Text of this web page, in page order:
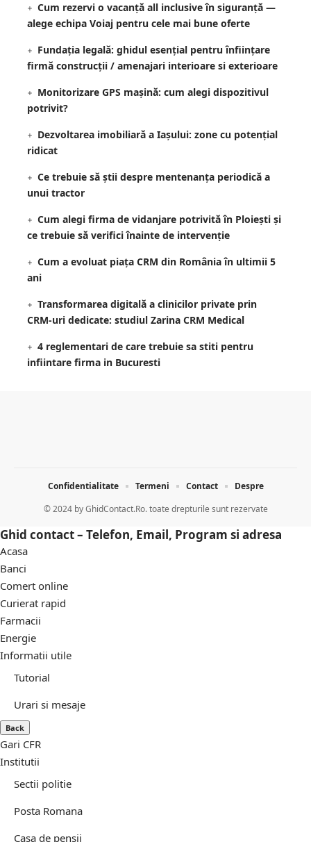
Cum rezervi o vacanță all inclusive în siguranță —
alege echipa Voiaj pentru cele mai bune oferte
Fundația legală: ghidul esențial pentru înființare
firmă construcții / amenajari interioare si exterioare
Monitorizare GPS mașină: cum alegi dispozitivul
potrivit?
Dezvoltarea imobiliară a Iașului: zone cu potențial
ridicat
Ce trebuie să știi despre mentenanța periodică a
unui tractor
Cum alegi firma de vidanjare potrivită în Ploiești și
ce trebuie să verifici înainte de intervenție
Cum a evoluat piața CRM din România în ultimii 5
ani
Transformarea digitală a clinicilor private prin
CRM-uri dedicate: studiul Zarina CRM Medical
4 reglementari de care trebuie sa stiti pentru
infiintare firma in Bucuresti
© 2024 byGhidContact.Ro. toate drepturile sunt rezervate
Confidentialitate Termeni Contact Despre
Ghid contact – Telefon, Email, Program si adresa
Acasa
Banci
Comert online
Curierat rapid
Farmacii
Energie
Informatii utile
Tutorial
Urari si mesaje
Back
Gari CFR
Institutii
Sectii politie
Posta Romana
Casa de pensii